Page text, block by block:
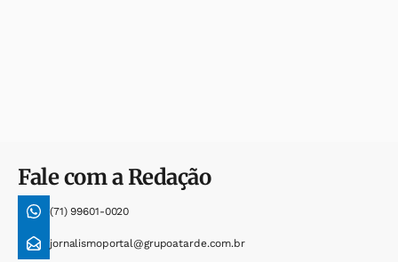
Fale com a Redação
(71) 99601-0020
jornalismoportal@grupoatarde.com.br